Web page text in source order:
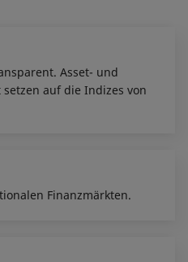
Asset- und
auf die Indizes von
Finanzmärkten.